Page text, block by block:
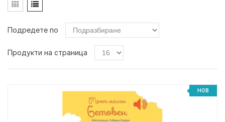
Подредете по
Продукти на страница
НОВ